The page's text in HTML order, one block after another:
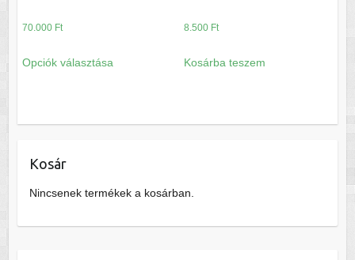
70.000 Ft
Opciók választása
a
variációja
8.500 Ft
Kosárba teszem
Kosár
Nincsenek termékek a kosárban.